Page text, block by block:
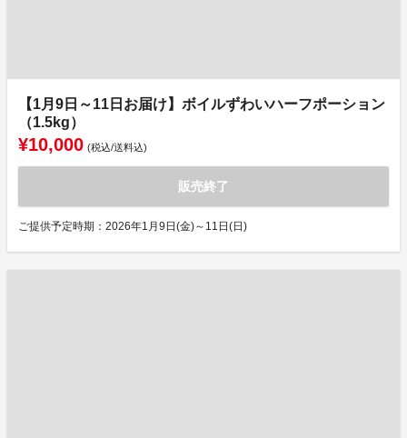
【1月9日～11日お届け】ボイルずわいハーフポーション
（1.5kg）
¥10,000 (税込/送料込)
販売終了
ご提供予定時期：2026年1月9日(金)～11日(日)